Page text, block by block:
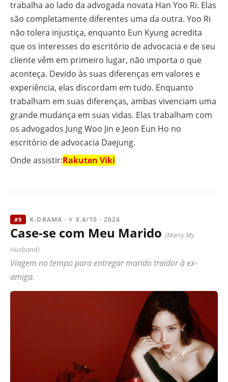
trabalha ao lado da advogada novata Han Yoo Ri. Elas
são completamente diferentes uma da outra. Yoo Ri
não tolera injustiça, enquanto Eun Kyung acredita
que os interesses do escritório de advocacia e de seu
cliente vêm em primeiro lugar, não importa o que
aconteça. Devido às suas diferenças em valores e
experiência, elas discordam em tudo. Enquanto
trabalham em suas diferenças, ambas vivenciam uma
grande mudança em suas vidas. Elas trabalham com
os advogados Jung Woo Jin e Jeon Eun Ho no
escritório de advocacia Daejung.
Onde assistir:Rakuten Viki
#9 K-DRAMA · ⭐ 8.4/10 · 2024
Case-se com Meu Marido (Marry My
Husband)
Viagem no tempo para entregar marido traidor à ex-
amiga.